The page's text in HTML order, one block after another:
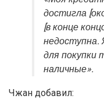
достигла
[в конце
недоступна.
для покупки
наличные».
Чжан добавил: